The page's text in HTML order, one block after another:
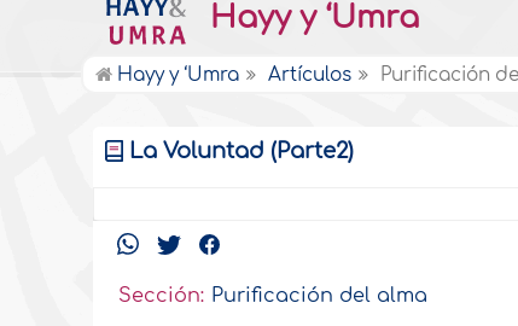
Hayy y ‘Umra
Hayy y ‘Umra Artículos Purificación
La Voluntad (Parte2)
Sección: Purificación del alma